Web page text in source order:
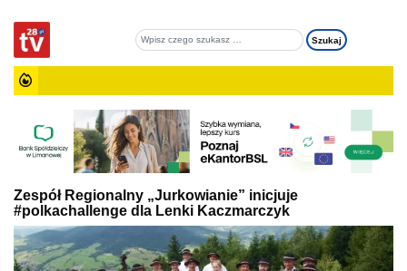
Zespół Regionalny „Jurkowianie” inicjuje
#polkachallenge dla Lenki Kaczmarczyk